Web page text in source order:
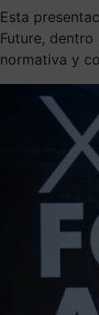
Esta
Future,
normativa y